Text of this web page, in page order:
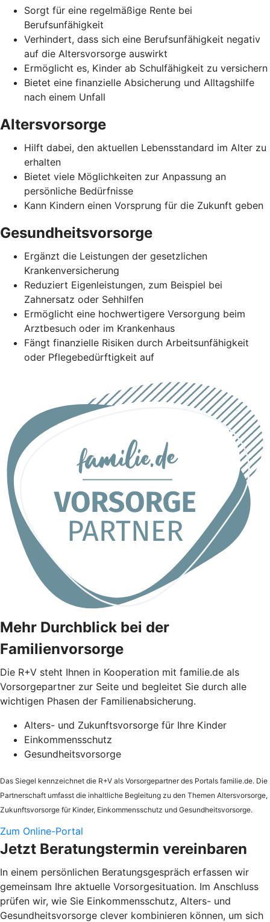
Sorgt für eine regelmäßige Rente bei
Berufsunfähigkeit
Verhindert, dass sich eine Berufsunfähigkeit negativ
auf die Altersvorsorge auswirkt
Ermöglicht es, Kinder ab Schulfähigkeit zu versichern
Bietet eine finanzielle Absicherung und Alltagshilfe
nach einem Unfall
Altersvorsorge
Hilft dabei, den aktuellen Lebensstandard im Alter zu
erhalten
Bietet viele Möglichkeiten zur Anpassung an
persönliche Bedürfnisse
Kann Kindern einen Vorsprung für die Zukunft geben
Gesundheitsvorsorge
Ergänzt die Leistungen der gesetzlichen
Krankenversicherung
Reduziert Eigenleistungen, zum Beispiel bei
Zahnersatz oder Sehhilfen
Ermöglicht eine hochwertigere Versorgung beim
Arztbesuch oder im Krankenhaus
Fängt finanzielle Risiken durch Arbeitsunfähigkeit
oder Pflegebedürftigkeit auf
Mehr Durchblick bei der
Familienvorsorge
Die R+V steht Ihnen in Kooperation mit familie.de als
Vorsorgepartner zur Seite und begleitet Sie durch alle
wichtigen Phasen der Familienabsicherung.
Alters- und Zukunftsvorsorge für Ihre Kinder
Einkommensschutz
Gesundheitsvorsorge
Das Siegel kennzeichnet die R+V als Vorsorgepartner des Portals familie.de. Die
Partnerschaft umfasst die inhaltliche Begleitung zu den Themen Altersvorsorge,
Zukunftsvorsorge für Kinder, Einkommensschutz und Gesundheitsvorsorge.
Zum Online-Portal
Jetzt Beratungstermin vereinbaren
In einem persönlichen Beratungsgespräch erfassen wir
gemeinsam Ihre aktuelle Vorsorgesituation. Im Anschluss
prüfen wir, wie Sie Einkommensschutz, Alters- und
Gesundheitsvorsorge clever kombinieren können, um sich